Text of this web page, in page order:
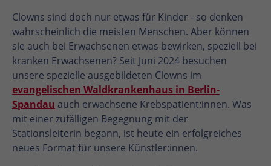
Clowns sind doch nur etwas für Kinder - so denken
wahrscheinlich die meisten Menschen. Aber können
sie auch bei Erwachsenen etwas bewirken, speziell bei
kranken Erwachsenen? Seit Juni 2024 besuchen
unsere spezielle ausgebildeten Clowns im
evangelischen Waldkrankenhaus in Berlin-
Spandau auch erwachsene Krebspatient:innen. Was
mit einer zufälligen Begegnung mit der
Stationsleiterin begann, ist heute ein erfolgreiches
neues Format für unsere Künstler:innen.